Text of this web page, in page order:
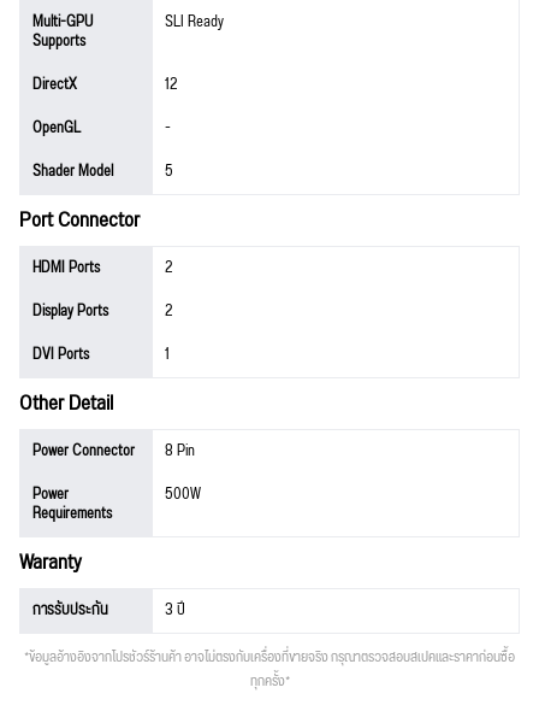
Multi-GPU
Supports
SLI Ready
DirectX
12
OpenGL
-
Shader Model
5
Port Connector
HDMI Ports
2
Display Ports
2
DVI Ports
1
Other Detail
Power Connector
8 Pin
Power
Requirements
500W
Waranty
การรับประกัน 3 ปี
*ข้อมูลอ้างอิงจากโปรชัวร์ร้านค้า อาจไม่ตรงกับเครื่องที่ขายจริง กรุณาตรวจสอบสเปคและราคาก่อนซื้อ
ทุกครั้ง*